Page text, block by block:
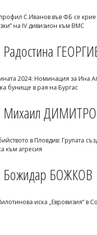
С.Иванов във ФБ се
на IV дивизион към ВМС
Радостина
2024: Номинация за Ина
бунище в рая на Бургас
Михаил
в Пловдив: Групата
към агресия
Божидар БОЖКОВ
иска „Евровизия“ в